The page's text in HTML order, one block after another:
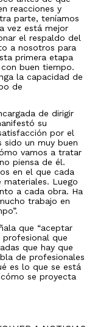
reacciones y
parte, teníamos
vez está mejor
el respaldo del
a nosotros para
primera etapa
buen tiempo.
la capacidad de
de
de dirigir
su
por el
sido un muy buen
vamos a tratar
piensa de él.
en el que cada
Luego
a cada obra. Ha
trabajo en
que “aceptar
profesional que
que hay que
de profesionales
es lo que se está
se proyecta